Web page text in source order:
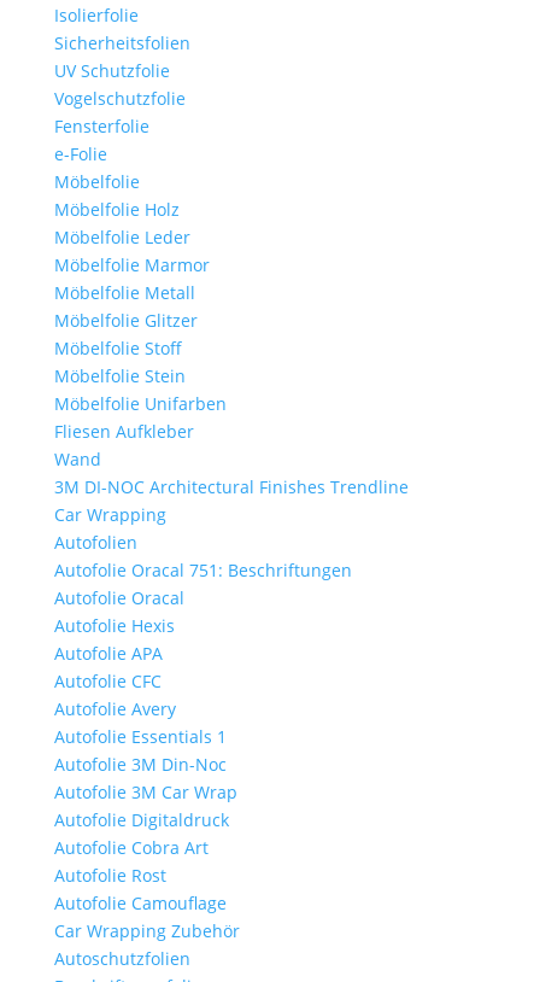
Isolierfolie
Sicherheitsfolien
UV Schutzfolie
Vogelschutzfolie
Fensterfolie
e-Folie
Möbelfolie
Möbelfolie Holz
Möbelfolie Leder
Möbelfolie Marmor
Möbelfolie Metall
Möbelfolie Glitzer
Möbelfolie Stoff
Möbelfolie Stein
Möbelfolie Unifarben
Fliesen Aufkleber
Wand
3M DI-NOC Architectural Finishes Trendline
Car Wrapping
Autofolien
Autofolie Oracal 751: Beschriftungen
Autofolie Oracal
Autofolie Hexis
Autofolie APA
Autofolie CFC
Autofolie Avery
Autofolie Essentials 1
Autofolie 3M Din-Noc
Autofolie 3M Car Wrap
Autofolie Digitaldruck
Autofolie Cobra Art
Autofolie Rost
Autofolie Camouflage
Car Wrapping Zubehör
Autoschutzfolien